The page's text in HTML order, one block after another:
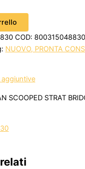
COD: 800315048830
NUOVO, PRONTA
SCOOPED STRAT